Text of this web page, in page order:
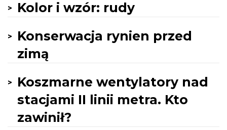
Kolor i wzór: rudy
Konserwacja rynien przed
zimą
Koszmarne wentylatory nad
stacjami II linii metra. Kto
zawinił?